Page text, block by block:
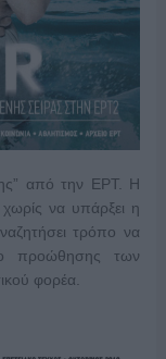
από την ΕΡΤ. Η
να υπάρξει η
τρόπο να
προώθησης των
φορέα.